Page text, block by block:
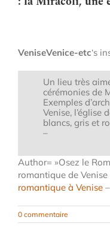
VeniseVenice-etc‘s
Un lieu très
cérémonies de
Exemples
Venise, l’église
blancs, gris et
–
Author= »Osez le
romantique de
romantique à Venise
0 commentaire